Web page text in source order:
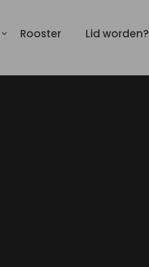
Rooster Lid worden?